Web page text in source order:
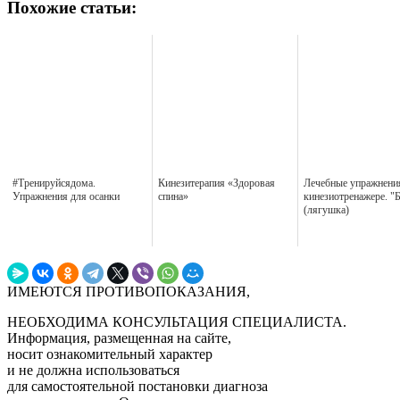
Похожие статьи:
#Тренируйсядома.
Упражнения для осанки
Кинезитерапия «Здоровая
спина»
Лечебные
кинезиотренажере.
(лягушка)
ИМЕЮТСЯ ПРОТИВОПОКАЗАНИЯ,
НЕОБХОДИМА КОНСУЛЬТАЦИЯ СПЕЦИАЛИСТА.
Информация, размещенная на сайте,
носит ознакомительный характер
и не должна использоваться
для самостоятельной постановки диагноза